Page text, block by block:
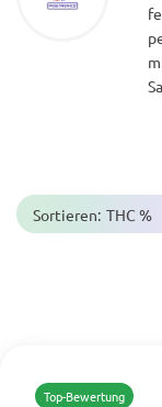
Sortieren: THC %
Top-Bewertung